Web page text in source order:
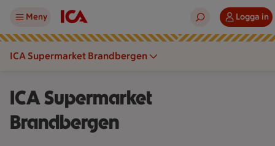
Meny Logga in
ICA Supermarket Brandbergen
ICA Supermarket
Brandbergen